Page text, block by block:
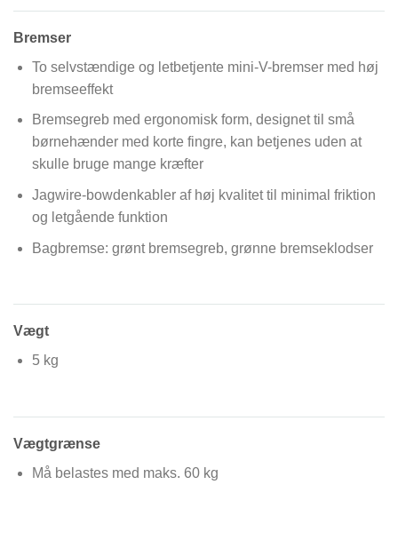
Bremser
To selvstændige og letbetjente mini-V-bremser med høj
bremseeffekt
Bremsegreb med ergonomisk form, designet til små
børnehænder med korte fingre, kan betjenes uden at
skulle bruge mange kræfter
Jagwire-bowdenkabler af høj kvalitet til minimal friktion
og letgående funktion
Bagbremse: grønt bremsegreb, grønne bremseklodser
Vægt
5 kg
Vægtgrænse
Må belastes med maks. 60 kg